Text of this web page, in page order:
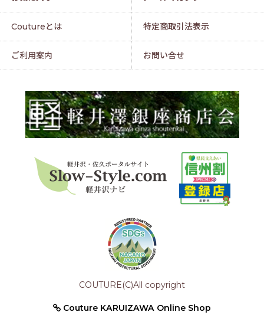
Coutureとは 特定商取引法表示
ご利用案内 お問い合せ
COUTURE(C)All copyright
Couture KARUIZAWA Online Shop